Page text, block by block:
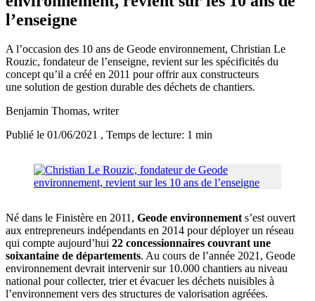
l’enseigne
A l’occasion des 10 ans de Geode environnement, Christian Le
Rouzic, fondateur de l’enseigne, revient sur les spécificités du
concept qu’il a créé en 2011 pour offrir aux constructeurs
une solution de gestion durable des déchets de chantiers.
Benjamin Thomas, writer
Publié le 01/06/2021 , Temps de lecture: 1 min
Né dans le Finistère en 2011, Geode environnements’est ouvert
aux entrepreneurs indépendants en 2014 pour déployer un réseau
qui compte aujourd’hui 22 concessionnaires couvrant une
soixantaine de départements. Au cours de l’année 2021, Geode
environnement devrait intervenir sur 10.000 chantiers au niveau
national pour collecter, trier et évacuer les déchets nuisibles à
l’environnement vers des structures de valorisation agréées.